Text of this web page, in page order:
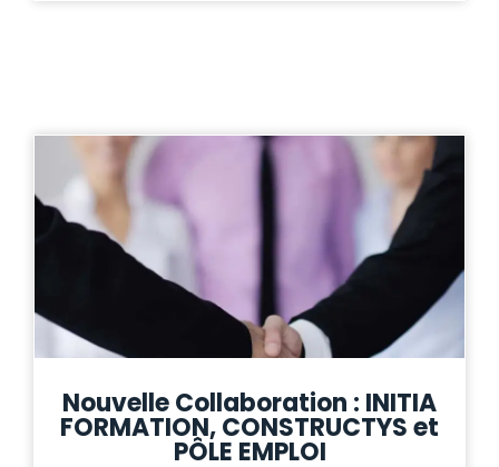
Nouvelle Collaboration : INITIA
FORMATION, CONSTRUCTYS et
PÔLE EMPLOI